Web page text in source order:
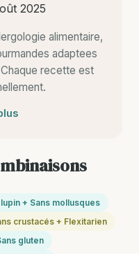
2025
alimentaire,
adaptees
recette est
lupin + Sans mollusques
crustacés + Flexitarien
gluten